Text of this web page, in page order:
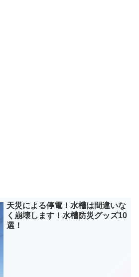
天災による停電！水槽は間違いな
く崩壊します！水槽防災グッズ10
選！